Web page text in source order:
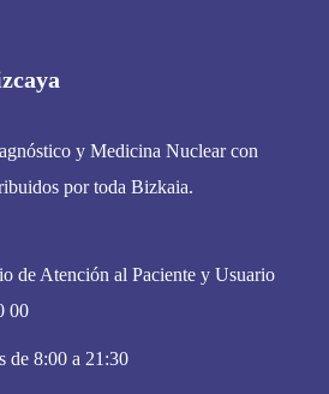
y Medicina Nuclear con
por toda Bizkaia.
de Atención al Paciente y Usuario
00
de 8:00 a 21:30